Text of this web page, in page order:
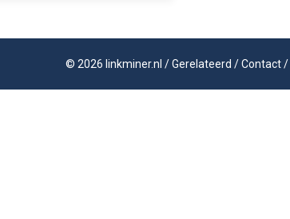
© 2026 linkminer.nl /Gerelateerd /Contact/